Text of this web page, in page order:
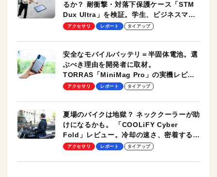
るか？ 耐衝撃・対落下保護ケース「STM
Dux Ultra」を検証。学生、ビジネスマン
のモバイルユースに最適！
アクセサリ レポート タイアップ
安全なモバイルバッテリ＝半固体電池。選
ぶべき理由を開発者に取材。
TORRAS「MiniMag Pro」の実機レビュ
ーも
アクセサリ レポート タイアップ
夏場のバイクは地獄？ ネッククーラーが助
けになるかも。 「COOLiFY Cyber
Fold」レビュー。冷却の速さ、密着する冷
却プレート、シンプルな操作性がグッド！
アクセサリ レポート タイアップ